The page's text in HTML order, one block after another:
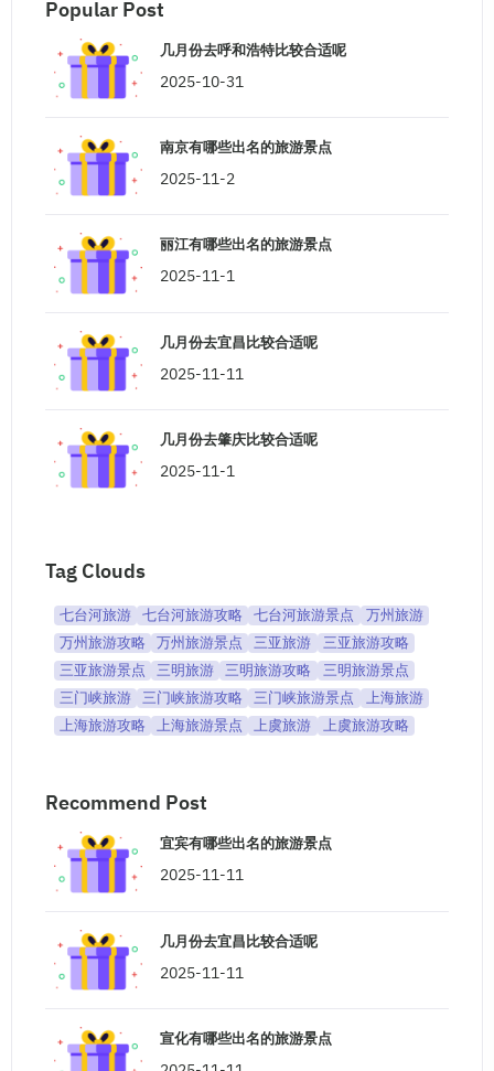
Popular Post
几月份去呼和浩特比较合适呢
2025-10-31
南京有哪些出名的旅游景点
2025-11-2
丽江有哪些出名的旅游景点
2025-11-1
几月份去宜昌比较合适呢
2025-11-11
几月份去肇庆比较合适呢
2025-11-1
Tag Clouds
七台河旅游 七台河旅游攻略 七台河旅游景点
万州旅游
万州旅游攻略
万州旅游景点 三亚旅游
三亚旅游攻略
三亚旅游景点
三明旅游 三明旅游攻略
三明旅游景点
三门峡旅游
三门峡旅游攻略 三门峡旅游景点
上海旅游
上海旅游攻略
上海旅游景点 上虞旅游 上虞旅游攻略
Recommend Post
宜宾有哪些出名的旅游景点
2025-11-11
几月份去宜昌比较合适呢
2025-11-11
宣化有哪些出名的旅游景点